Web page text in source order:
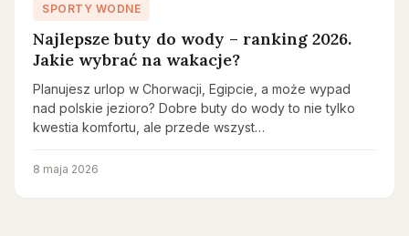
SPORTY WODNE
Najlepsze buty do wody – ranking 2026.
Jakie wybrać na wakacje?
Planujesz urlop w Chorwacji, Egipcie, a może wypad
nad polskie jezioro? Dobre buty do wody to nie tylko
kwestia komfortu, ale przede wszyst…
8 maja 2026